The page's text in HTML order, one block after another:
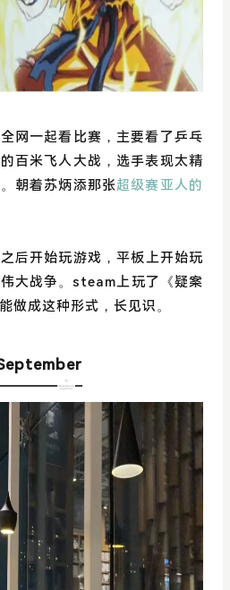
网一起看比赛，主要看了乒乓
百米飞人大战，选手表现太精
朝着苏炳添那张超级赛亚人的
之后开始玩游戏，平板上开始玩
大战争。steam上玩了《疑案
做成这种形式，长见识。